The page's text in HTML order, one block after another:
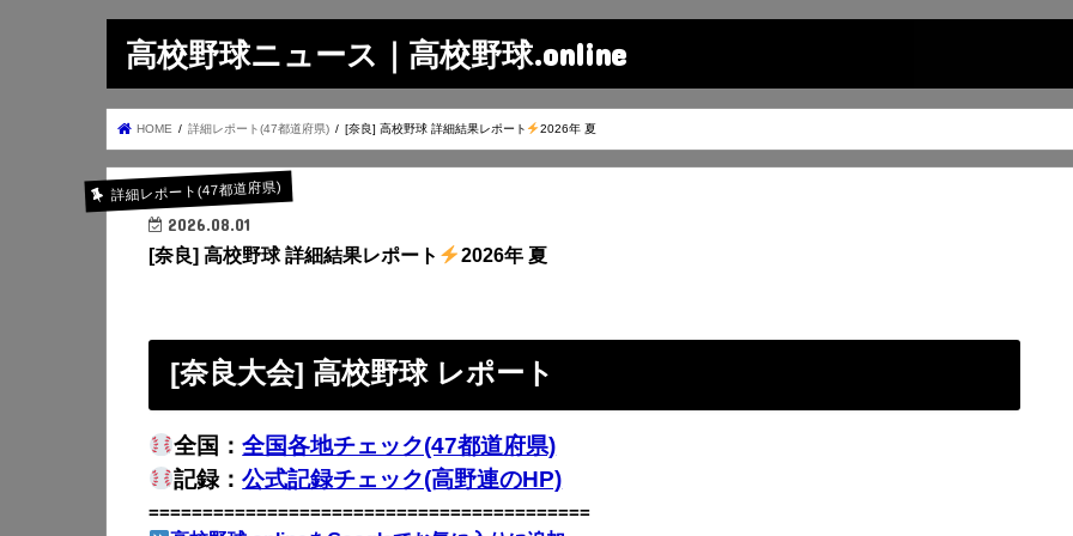
高校野球ニュース｜高校野球.online
HOME 詳細レポート(47都道府県) [奈良] 高校野球 詳細結果レポート 2026年 夏
詳細レポート(47都道府県)
2026.08.01
[奈良] 高校野球 詳細結果レポート 2026年 夏
[奈良大会] 高校野球 レポート
全国：全国各地チェック(47都道府県)
記録：公式記録チェック(高野連のHP)
=========================================